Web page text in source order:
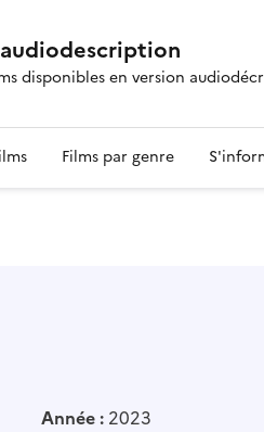
disponibles en version
Films par genre
Année : 2023